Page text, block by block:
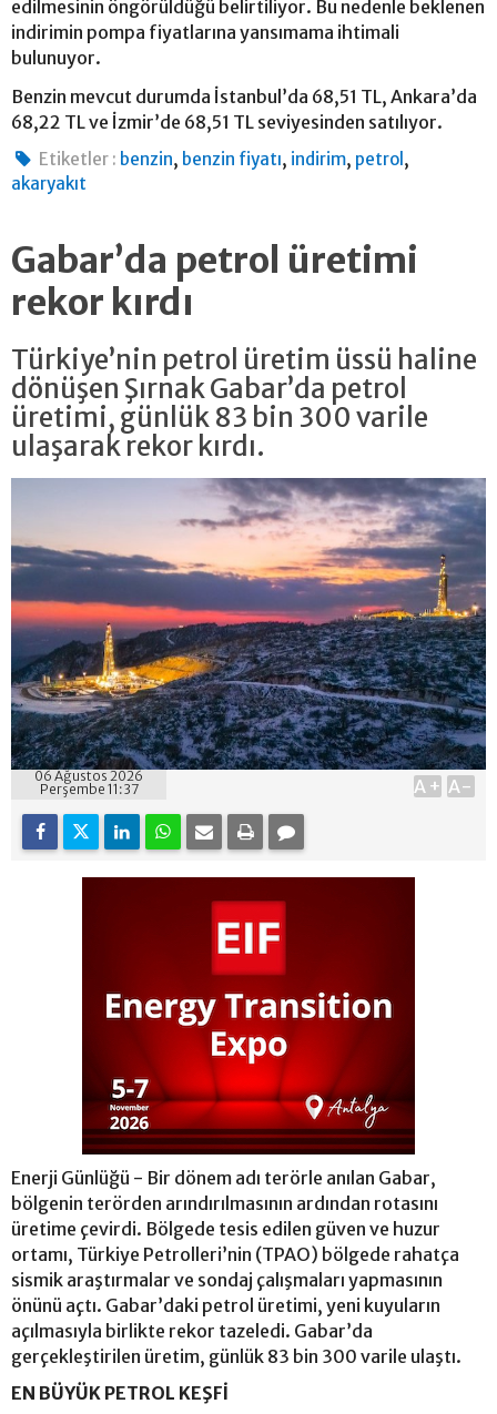
edilmesinin öngörüldüğü belirtiliyor. Bu nedenle beklenen
indirimin pompa fiyatlarına yansımama ihtimali
bulunuyor.
Benzin mevcut durumda İstanbul’da 68,51 TL, Ankara’da
68,22 TL ve İzmir’de 68,51 TL seviyesinden satılıyor.
Etiketler : benzin, benzin fiyatı, indirim, petrol ,
akaryakıt
Gabar’da petrol üretimi
rekor kırdı
Türkiye’nin petrol üretim üssü haline
dönüşen Şırnak Gabar’da petrol
üretimi, günlük 83 bin 300 varile
ulaşarak rekor kırdı.
06 Ağustos 2026
Perşembe 11:37
A+ A-
Enerji Günlüğü - Bir dönem adı terörle anılan Gabar,
bölgenin terörden arındırılmasının ardından rotasını
üretime çevirdi. Bölgede tesis edilen güven ve huzur
ortamı, Türkiye Petrolleri’nin (TPAO) bölgede rahatça
sismik araştırmalar ve sondaj çalışmaları yapmasının
önünü açtı. Gabar’daki petrol üretimi, yeni kuyuların
açılmasıyla birlikte rekor tazeledi. Gabar’da
gerçekleştirilen üretim, günlük 83 bin 300 varile ulaştı.
EN BÜYÜK PETROL KEŞFİ